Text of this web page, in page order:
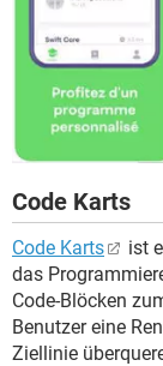
Code Karts
Code Karts
ist
das
Code-Blöcken
Benutzer eine
Ziellinie